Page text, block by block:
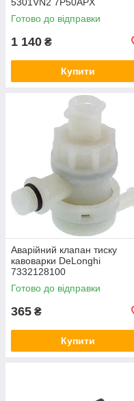
5213218431
Готово до відправки
1 140 ₴
Купити
Аварійний клапан тиску
кавоварки DeLonghi
7332128100
Готово до відправки
365 ₴
Купити